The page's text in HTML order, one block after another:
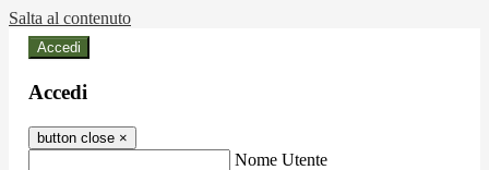
Salta al contenuto
Accedi
Accedi
button close ×
Nome Utente